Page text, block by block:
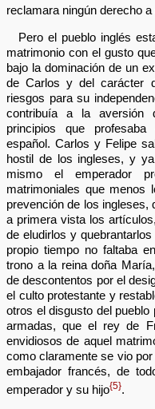
reclamara ningún derecho a
Pero el pueblo inglés
matrimonio con el gusto
bajo la dominación de un
de Carlos y del carácter
riesgos para su
contribuía a la aversión
principios que
español. Carlos y Felipe
hostil de los ingleses, y
mismo el emperador
matrimoniales que menos
prevención de los ingleses,
a primera vista los
de eludirlos y
propio tiempo no faltaba
trono a la reina doña
de descontentos por el
el culto protestante y
otros el disgusto del
armadas, que el rey de
envidiosos de aquel
como claramente se vio
embajador francés, de
emperador y su hijo{5}.